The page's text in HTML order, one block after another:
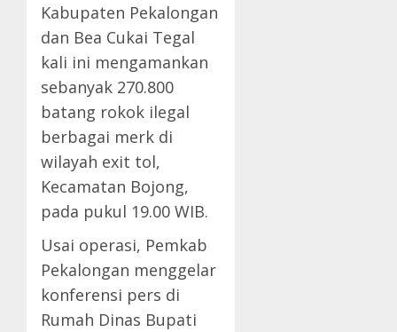
Kabupaten Pekalongan
dan Bea Cukai Tegal
kali ini mengamankan
sebanyak 270.800
batang rokok ilegal
berbagai merk di
wilayah exit tol,
Kecamatan Bojong,
pada pukul 19.00 WIB.
Usai operasi, Pemkab
Pekalongan menggelar
konferensi pers di
Rumah Dinas Bupati